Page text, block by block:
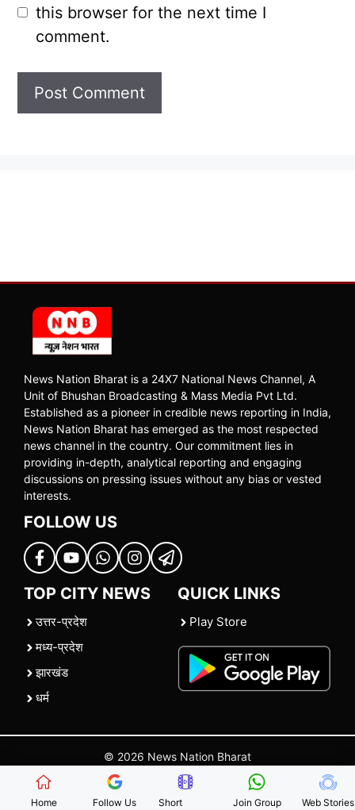
this browser for the next time I
comment.
News Nation Bharat is a 24X7 National News Channel, A
Unit of Bhushan Broadcasting & Mass Media Pvt Ltd.
Established as a pioneer in credible news reporting in India,
News Nation Bharat has emerged as the most respected
news channel in the country. Our commitment lies in
providing in-depth, analytical reporting and engaging
discussions on pressing issues without any bias or vested
interests.
FOLLOW US
TOP CITY NEWS
उत्तर-प्रदेश
मध्य-प्रदेश
झारखंड
धर्म
QUICK LINKS
Play Store
© 2026 News Nation Bharat
Home| |Contact Us |Policies Terms and Conditions
Home Follow Us Short Join Group Web Stories